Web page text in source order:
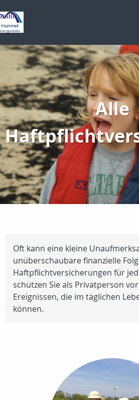
Alle
Oft kann eine kleine
unüberschaubare finanzielle
Haftpflichtversicherungen für
schützen Sie als Privatperson
Ereignissen, die im täglichen
können.